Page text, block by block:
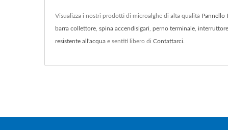
Visualizza i nostri prodotti di microalghe di alta qualità Pannello
barra collettore spina accendisigari perno terminale
resistente all'acqua e sentiti libero di Contattarci